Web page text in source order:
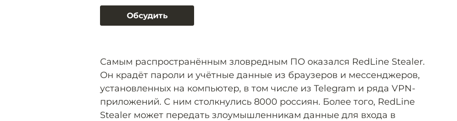
Обсудить
Самым распространённым зловредным ПО оказался RedLine Stealer.
Он крадёт пароли и учётные данные из браузеров и мессенджеров,
установленных на компьютер, в том числе из Telegram и ряда VPN-
приложений. С ним столкнулись 8000 россиян. Более того, RedLine
Stealer может передать злоумышленникам данные для входа в